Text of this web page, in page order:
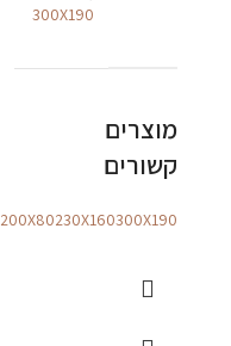
300X190
מוצרים
קשורים
200X80230X160300X190